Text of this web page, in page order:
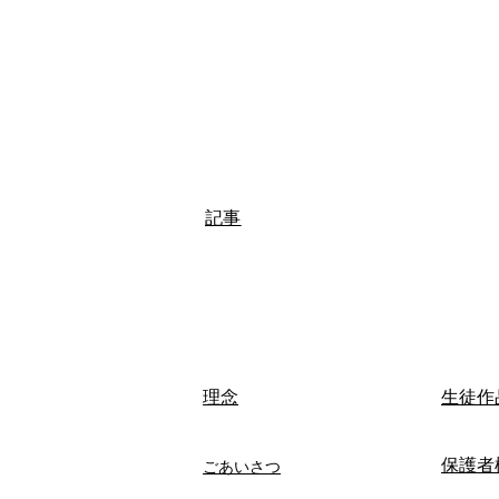
記事
​理念
ごあいさつ
生徒作
保護者